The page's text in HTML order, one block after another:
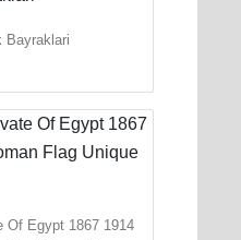
Bayraklari
Of Egypt 1867 1914